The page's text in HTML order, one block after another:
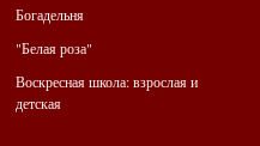
Богадельня
"Белая роза"
Воскресная школа: взрослая и
детская